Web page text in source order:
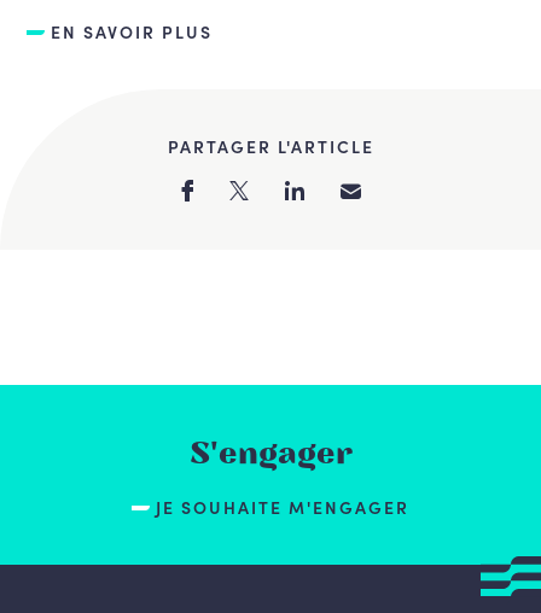
EN SAVOIR PLUS
PARTAGER L'ARTICLE
S'engager
JE SOUHAITE M'ENGAGER